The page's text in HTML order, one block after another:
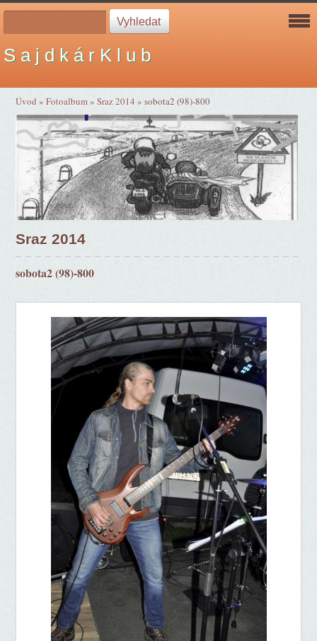
S a j d k á r K l u b
Úvod »Fotoalbum»Sraz 2014»sobota2 (98)-800
Sraz 2014
sobota2 (98)-800